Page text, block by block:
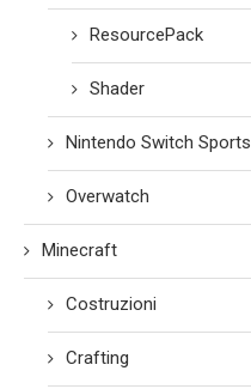
ResourcePack
Shader
Nintendo Switch Sports
Overwatch
Minecraft
Costruzioni
Crafting